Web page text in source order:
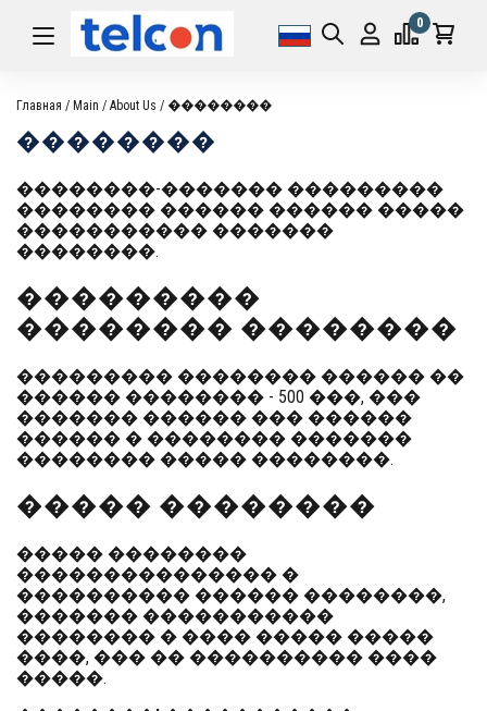
0
Главная Main About Us ��������
��������
��������-������� ���������
�������� ������ ������ �����
����������� �������
��������.
���������
�������� ��������
��������� �������� ������ ��
������ �������� - 500 ���, ���
������� ������ ��� ������
������ � �������� �������
�������� ����� ��������.
����� ��������
����� ��������
��������������� �
���������� ������ ��������,
������� �����������
�������� � ���� ����� �����
����, ��� �� ���������� ����
�����.